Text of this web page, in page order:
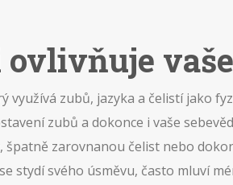
využívá zubů, jazyka a čelistí jako
zubů a dokonce i vaše
zarovnanou čelist nebo
stydí svého úsměvu, často mluví